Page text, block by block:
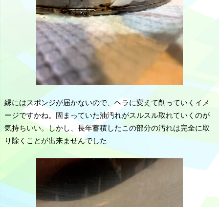
縁にはスポンジが届かないので、ヘラに変えて削っていくイメ
ージですかね。固まっていた油汚れがスルスル取れていくのが
気持ちいい。しかし、長年蓄積したこの部分の汚れは完全に取
り除くことが出来ませんでした